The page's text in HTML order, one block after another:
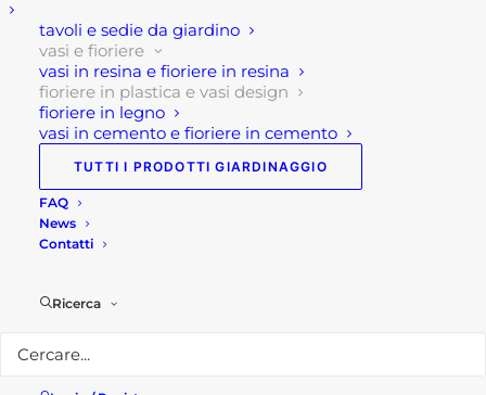
tavoli e sedie da giardino
vasi e fioriere
vasi in resina e fioriere in resina
fioriere in plastica e vasi design
fioriere in legno
vasi in cemento e fioriere in cemento
TUTTI I PRODOTTI GIARDINAGGIO
FAQ
News
Contatti
Ricerca
Per maggiori informazioni
Visita il nostroshop!
Seguici suFacebook!